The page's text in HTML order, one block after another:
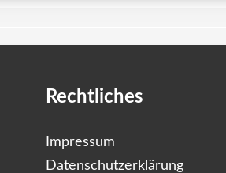
Rechtliches
Impressum
Datenschutzerklärung